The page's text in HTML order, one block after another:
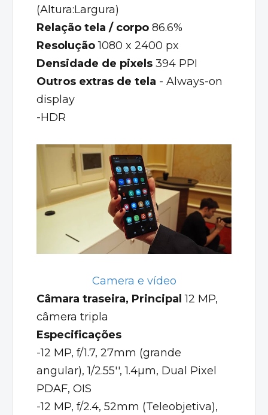
(Altura:Largura)
Relação tela / corpo 86.6%
Resolução1080 x 2400 px
Densidade de pixels 394 PPI
Outros extras de tela - Always-on
display
-HDR
Camera e vídeo
Câmara traseira, Principal 12 MP,
câmera tripla
Especificações
-12 MP, f/1.7, 27mm (grande
angular), 1/2.55'', 1.4µm, Dual Pixel
PDAF, OIS
-12 MP, f/2.4, 52mm (Teleobjetiva),